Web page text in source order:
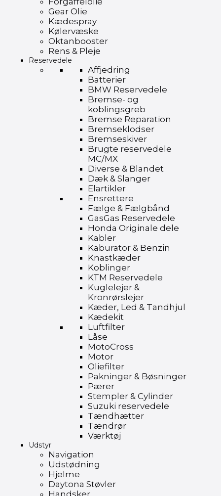
Gear Olie
Kædespray
Kølervæske
Oktanbooster
Rens & Pleje
Reservedele
Affjedring
Batterier
BMW Reservedele
Bremse- og
koblingsgreb
Bremse Reparation
Bremseklodser
Bremseskiver
Brugte reservedele
MC/MX
Diverse & Blandet
Dæk & Slanger
Elartikler
Ensrettere
Fælge & Fælgbånd
GasGas Reservedele
Honda Originale dele
Kabler
Kaburator & Benzin
Knastkæder
Koblinger
KTM Reservedele
Kuglelejer &
Kronrørslejer
Kæder, Led & Tandhjul
Kædekit
Luftfilter
Låse
MotoCross
Motor
Oliefilter
Pakninger & Bøsninger
Pærer
Stempler & Cylinder
Suzuki reservedele
Tændhætter
Tændrør
Værktøj
Udstyr
Navigation
Udstødning
Hjelme
Daytona Støvler
Handsker